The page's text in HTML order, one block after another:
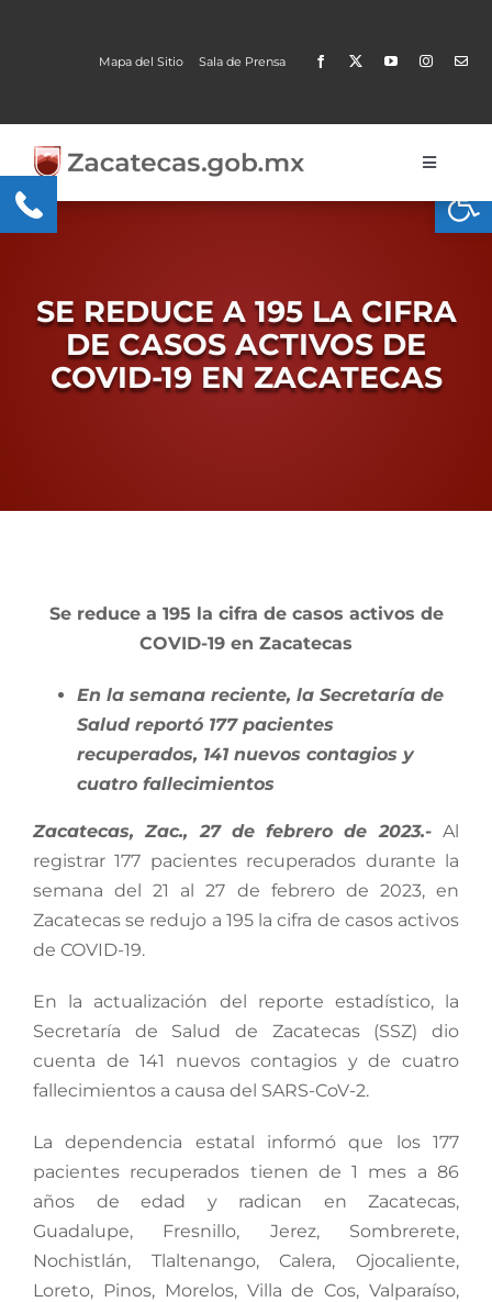
Mapa del Sitio Sala de Prensa
Toggle
Transparencia
MOBI
SE REDUCE A 195 LA CIFRA
DE CASOS ACTIVOS DE
COVID-19 EN ZACATECAS
Larger
Se reduce a 195 la cifra de casos activos de
COVID-19 en Zacatecas
En la semana reciente, la Secretaría de
Salud reportó 177 pacientes
recuperados, 141 nuevos contagios y
cuatro fallecimientos
Zacatecas, Zac., 27 de febrero de 2023.- Al
registrar 177 pacientes recuperados durante la
semana del 21 al 27 de febrero de 2023, en
Zacatecas se redujo a 195 la cifra de casos activos
de COVID-19.
En la actualización del reporte estadístico, la
Secretaría de Salud de Zacatecas (SSZ) dio
cuenta de 141 nuevos contagios y de cuatro
fallecimientos a causa del SARS-CoV-2.
La dependencia estatal informó que los 177
pacientes recuperados tienen de 1 mes a 86
años de edad y radican en Zacatecas,
Guadalupe, Fresnillo, Jerez, Sombrerete,
Nochistlán, Tlaltenango, Calera, Ojocaliente,
Loreto, Pinos, Morelos, Villa de Cos, Valparaíso,